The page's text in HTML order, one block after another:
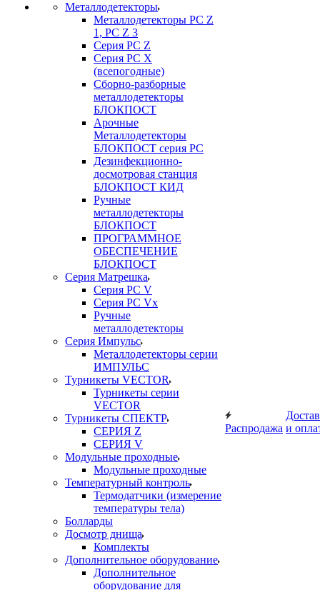
Металлодетекторы
Металлодетекторы РС Z
1, PC Z 3
Серия РС Z
Серия РС X
(всепогодные)
Сборно-разборные
металлодетекторы
БЛОКПОСТ
Арочные
Металлодетекторы
БЛОКПОСТ серия РС
Дезинфекционно-
досмотровая станция
БЛОКПОСТ КИД
Ручные
металлодетекторы
БЛОКПОСТ
ПРОГРАММНОЕ
ОБЕСПЕЧЕНИЕ
БЛОКПОСТ
Серия Матрешка
Серия PC V
Серия PC Vx
Ручные
металлодетекторы
Серия Импульс
Металлодетекторы серии
ИМПУЛЬС
Турникеты VECTOR
Турникеты серии
VECTOR
Турникеты СПЕКТР
СЕРИЯ Z
СЕРИЯ V
Модульные проходные
Модульные проходные
Температурный контроль
Термодатчики (измерение
температуры тела)
Болларды
Досмотр днища
Комплекты
Дополнительное оборудование
Дополнительное
оборудование для
Распродажа и